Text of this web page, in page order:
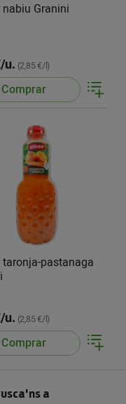
Granini
u. (2,85 €/l)
Comprar
taronja-pastanaga
u. (2,85 €/l)
Comprar
a